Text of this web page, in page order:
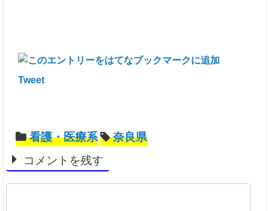
Tweet
看護・医療系
奈良県
コメントを残す